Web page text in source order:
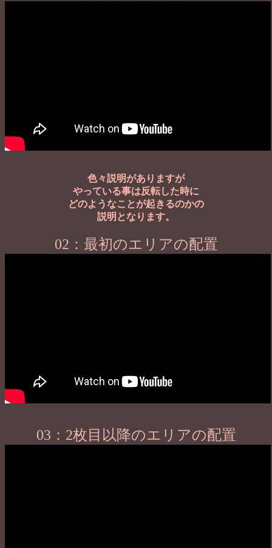
色々説明がありますが
やっている事は反転した時に
どのようなことが起きるのかの
説明となります。
02：最初のエリアの配置
03：2枚目以降のエリアの配置